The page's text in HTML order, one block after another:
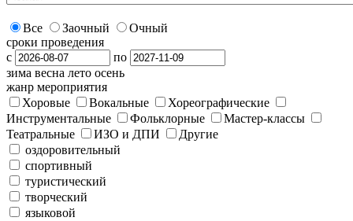
Все Заочный
Очный
сроки проведения
с
по
зима весна лето осень
жанр мероприятия
Хоровые
Вокальные
Хореографические
Инструментальные
Фольклорные
Мастер-классы
Театральные
ИЗО и ДПИ
Другие
оздоровительный
спортивный
туристический
творческий
языковой